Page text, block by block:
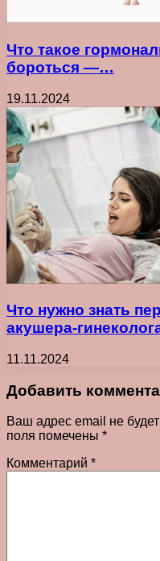
Что такое
бороться —…
19.11.2024
Что нужно знать
акушера-
11.11.2024
Добавить
Ваш адрес email не
поля помечены *
Комментарий *